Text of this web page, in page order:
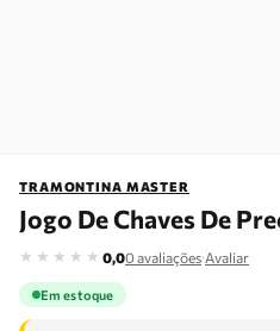
TRAMONTINA MASTER
Jogo De Chaves De
★ ★ ★ ★ ★ 0,00 avaliações·Avaliar
Em estoque